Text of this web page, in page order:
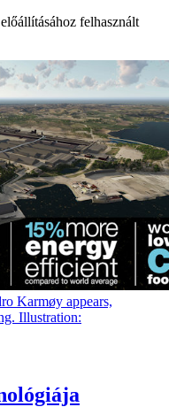
felhasznált
Karmøy appears,
Illustration: